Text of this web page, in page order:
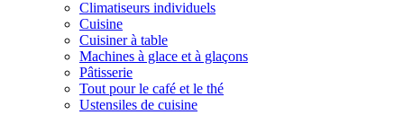
Climatiseurs individuels
Cuisine
Cuisiner à table
Machines à glace et à glaçons
Pâtisserie
Tout pour le café et le thé
Ustensiles de cuisine